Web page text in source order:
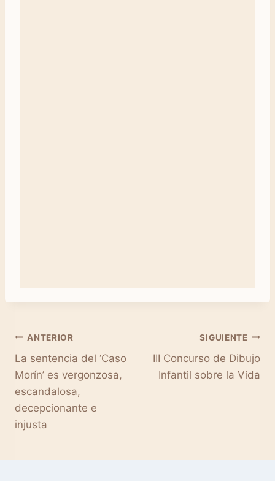
Navegación
de
entradas
ANTERIOR
La sentencia del ‘Caso
Morín’ es vergonzosa,
escandalosa,
decepcionante e
injusta
SIGUIENTE
III Concurso de Dibujo
Infantil sobre la Vida